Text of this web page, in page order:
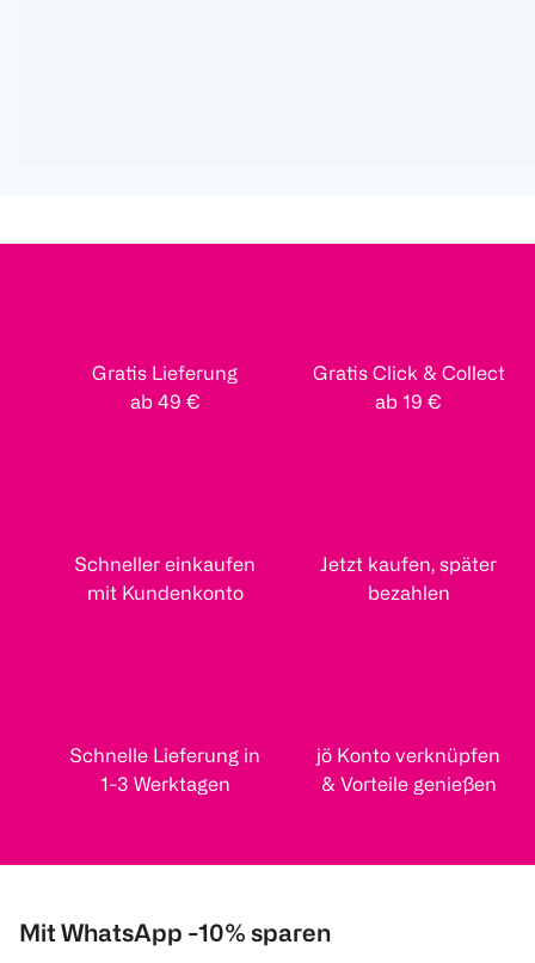
Gratis Lieferung
ab 49 €
Gratis Click & Collect
ab 19 €
Schneller einkaufen
mit Kundenkonto
Jetzt kaufen, später
bezahlen
Schnelle Lieferung in
1-3 Werktagen
jö Konto verknüpfen
& Vorteile genießen
Mit WhatsApp -10% sparen